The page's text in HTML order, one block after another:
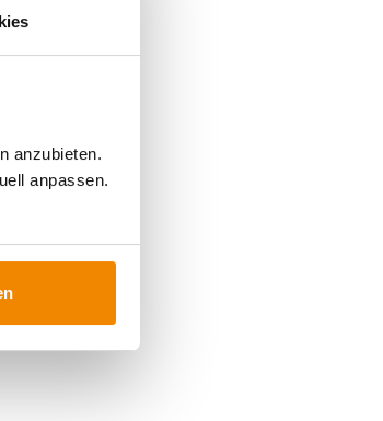
anzubieten.
anpassen.